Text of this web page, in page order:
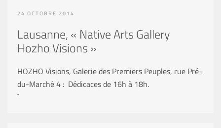
24 OCTOBRE 2014
Lausanne, « Native Arts Gallery
Hozho Visions »
HOZHO Visions, Galerie des Premiers Peuples, rue Pré-
du-Marché 4 : Dédicaces de 16h à 18h.
`